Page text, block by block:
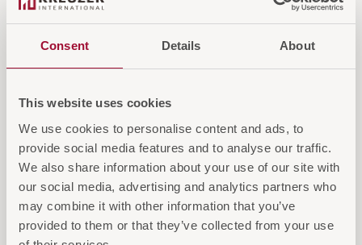
Consent Details About
This website uses cookies
We use cookies to personalise content and ads, to
provide social media features and to analyse our traffic.
We also share information about your use of our site with
our social media, advertising and analytics partners who
may combine it with other information that you’ve
provided to them or that they’ve collected from your use
IN DEN WARENKORB
Diese Artikel könnten Sie auch
interessieren